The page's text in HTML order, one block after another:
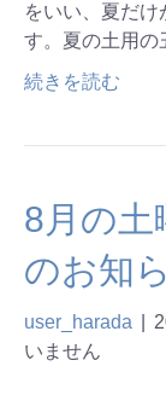
をいい、夏だけ
す。夏の土用
続きを読む
8月の土
のお知
user_harada
いません